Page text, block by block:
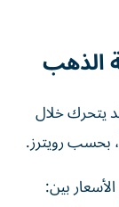
الذهب
يتحرك خلال
بحسب رويترز.
بين: